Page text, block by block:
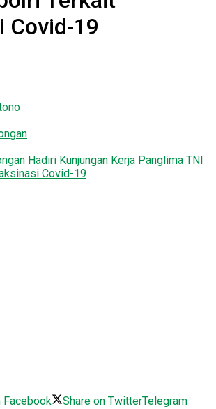
Covid-19
Facebook Share on TwitterTelegram